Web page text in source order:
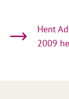
Hent
2009